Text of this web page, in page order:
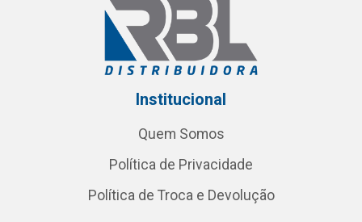
Institucional
Quem Somos
Política de Privacidade
Política de Troca e Devolução